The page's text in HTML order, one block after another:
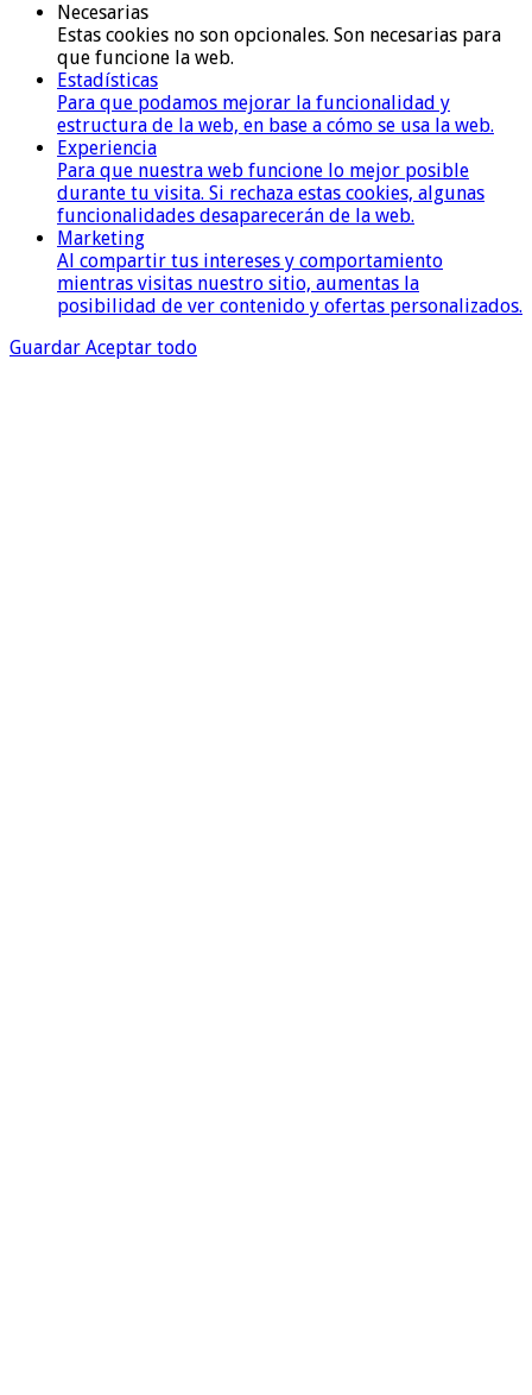
Necesarias
Estas cookies no son opcionales. Son necesarias para
que funcione la web.
Estadísticas
Para que podamos mejorar la funcionalidad y
estructura de la web, en base a cómo se usa la web.
Experiencia
Para que nuestra web funcione lo mejor posible
durante tu visita. Si rechaza estas cookies, algunas
funcionalidades desaparecerán de la web.
Marketing
Al compartir tus intereses y comportamiento
mientras visitas nuestro sitio, aumentas la
posibilidad de ver contenido y ofertas personalizados.
Guardar Aceptar todo